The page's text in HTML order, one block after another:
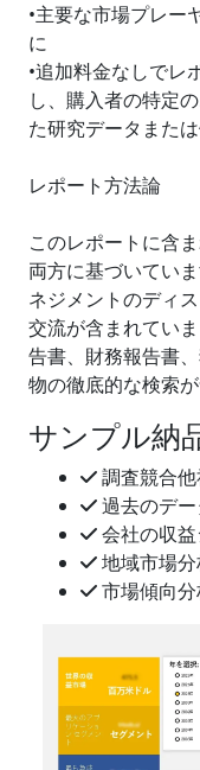
•主要な市場プレー
に
•追加料金なしでレ
し、購入者の特定
た研究データまた
レポート方法論
このレポートに含
両方に基づいてい
ネジメントのディ
交流が含まれてい
告書、財務報告書
物の徹底的な検索
サンプル納
調査競合
過去のデ
会社の収
地域市場
市場傾向